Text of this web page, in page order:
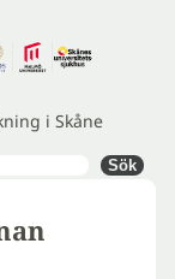
i Skåne
Sök